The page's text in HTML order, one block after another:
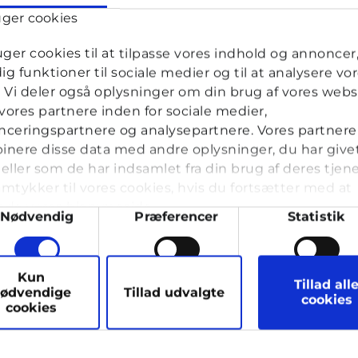
cookies
cookies til at tilpasse vores indhold og
funktioner til sociale medier og til at analysere
Vi deler også oplysninger om din brug af vores
partnere inden for sociale medier,
og analysepartnere. Vores
disse data med andre oplysninger, du har
som de har indsamlet fra din brug af deres
til vores cookies, hvis du fortsætter med at
vores hjemmeside.
Nødvendig Præferencer Statistik
Kun
cookies
Tillad udvalgte
Tillad alle
cookies
13 år · 1 måned 2 uger siden
jeg oplever at jeg er rigtig stresset. Jeg har taget en
for voksne, men jeg kunne besvare alle
så overbelastet at jeg ikke kan ligesom tænke
er vat rundt om...
Cyberhus